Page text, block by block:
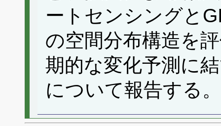
ートセンシングと
の空間分布構造を
期的な変化予測に
について報告する。